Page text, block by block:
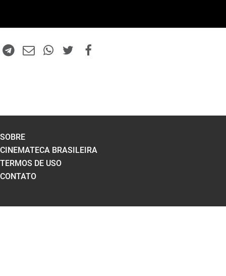
SOBRE
CINEMATECA BRASILEIRA
TERMOS DE USO
CONTATO